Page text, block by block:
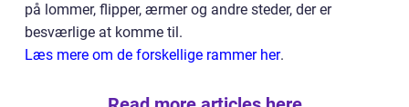
på lommer, flipper, ærmer og andre steder, der er
besværlige at komme til.
Læs mere om de forskellige rammer her.